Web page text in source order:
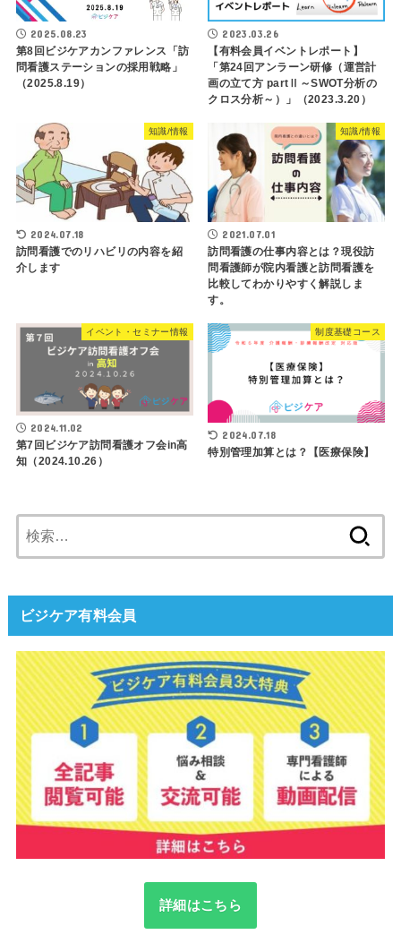
2025.08.23
第8回ビジケアカンファレンス「訪
問看護ステーションの採用戦略」
（2025.8.19）
2023.03.26
【有料会員イベントレポート】
「第24回アンラーン研修（運営計
画の立て方 partⅡ～SWOT分析の
クロス分析～）」（2023.3.20）
知識/情報
2024.07.18
訪問看護でのリハビリの内容を紹
介します
知識/情報
2021.07.01
訪問看護の仕事内容とは？現役訪
問看護師が院内看護と訪問看護を
比較してわかりやすく解説しま
す。
イベント・セミナー情報
2024.11.02
第7回ビジケア訪問看護オフ会in高
知（2024.10.26）
制度基礎コース
2024.07.18
特別管理加算とは？【医療保険】
索:
ビジケア有料会員
詳細はこちら